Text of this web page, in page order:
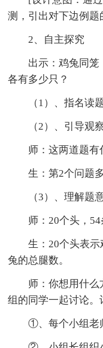
测，引出对下边例
2、自主探究
出示：鸡兔同笼
各有多少只？
（1）、指名读
（2）、引导观
师：这两道题有
生：第2个问题
（3）、理解题
师：20个头，
生：20个头表
兔的总腿数。
师：你想用什
组的同学一起讨论。
①、每个小组老